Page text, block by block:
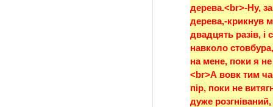
дерева.<br>-Ну,
дерева,-крикнув
двадцять разів, і
навколо
на мене, поки я не
<br>А вовк тим
пір, поки не
дуже розгніваний,